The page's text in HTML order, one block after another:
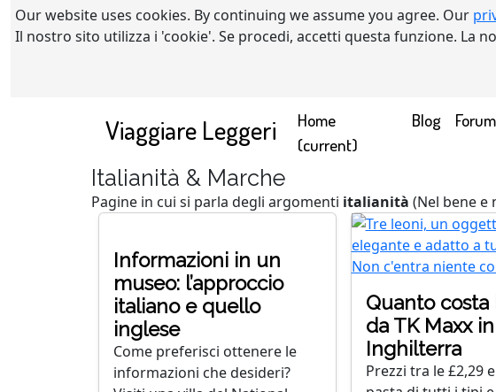
Our website uses cookies. By continuing we assume you agree. Our
Il nostro sito utilizza i 'cookie'. Se procedi, accetti questa funzione. La
Viaggiare Leggeri
Home
(current)
Blog Forum
Italianità & Marche
Pagine in cui si parla degli argomenti italianità (Nel bene e
Informazioni in un
museo: l’approccio
italiano e quello
inglese
Come preferisci ottenere le
informazioni che desideri?
Quanto costa
da TK Maxx in
Inghilterra
Prezzi tra le £2,29